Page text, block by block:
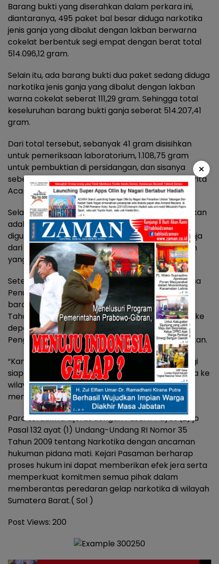
Barang bukti yang diserahkan dalam perkara ini,
diantaranya, 495 paket bal besar diduga narkotika
jenis ganja yang dibalut dengan lakban berwarna
cokelat berbentuk segi empat dengan berat total
514.096,12 gram.
Selain itu, ada barang bukti dua paket sedang diduga
narkotika jenis ganja yang dibalut dengan lakban
warna cokelat seberat 111,29 gram. Sehingga total
keseluruhan barang bukti ganja seberat 514.207,41
gram.
Dari total tersebut, sebanyak 41 gram disisihkan
untuk pemeriksaan laboratorium, 1.108,75 gram
untuk pembuktian di persidangan, dan sisanya
sebesar 513.057,66 gram dimusnahkan sesuai Berita
Acara tanggal 31 Oktober 2024.
Selanjutnya, barang bukti lain yang turut diserahkan
adalah dua unit kendaraan roda empat yang
digunakan untuk mengangkut narkotika jenis ganja
dari Aceh ke Tanah Datar, serta barang bukti lain
yang berkaitan dengan tindak pidana tersebut.
Setelah dilakukan pemeriksaan singkat oleh Jaksa
Penuntut Umum terhadap para terdakwa dan
barang bukti, para terdakwa ditahan di Rumah
Tahanan Kelas II B Lubuk Sikaping selama 20 hari ke
depan atau hingga perkara ini dilimpahkan ke
Pengadilan Negeri Lubuk Sikaping untuk disidangkan.
“Kami berharap kasus ini menjadi peringatan bagi
siapa pun yang mencoba memasukkan narkotika ke
wilayah Pasaman. Sanksi hukum berat sudah
menanti mereka,” papar Kajari Pasaman.
Para terdakwa dijerat dengan Pasal 114 ayat (2) jo
Pasal 132 ayat (1) Undang-Undang RI Nomor 35
Tahun 2009 tentang Narkotika dengan ancaman
hukuman pidana mati. Kejari Pasaman berharap
proses hukum ini dapat memberikan efek jera serta
memperkuat komitmen semua pihak dalam
memberantas peredaran gelap narkotika di wilayah
Sumatera Barat.( Sol )
Post Views: 200
×